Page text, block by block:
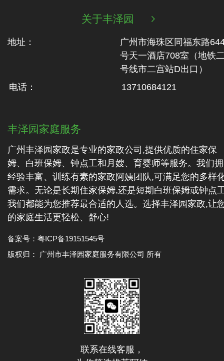
关于丰泽园 
地址：
广州市海珠区同福东路
号天一酒店708室（地铁‬
号线市二‬宫站D出口）
电话：
13710684121
丰泽园家庭服务
广州丰泽园家政是专业的家政公司,提供优质的住家保
姆、白班保姆、钟点工和月嫂、育婴师等服务。我们
经验丰富、训练有素的家政阿姨团队,可满足您的多样
需求。无论是长期住家保姆,还是短期白班保姆或钟点
我们都能为您推荐最合适的人选。选择丰泽园家政,让
的家庭生活更轻松、舒心!
备案号： 粤ICP备19151545号
版权归： 广州市丰泽园家庭服务有限公司 所有
联系在线客服，